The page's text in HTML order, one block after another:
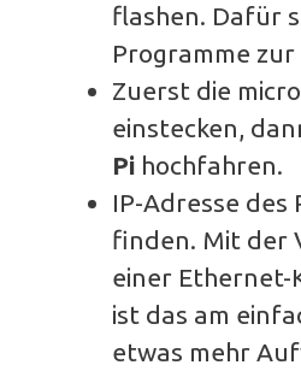
flashen. Dafür
Programme
Zuerst die micro
einstecken,
Pi hochfahren.
IP-Adresse des
finden. Mit der
einer Ethernet-
ist das am
etwas mehr